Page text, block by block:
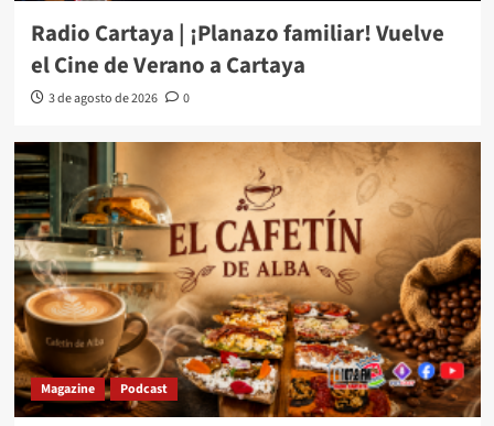
Radio Cartaya | ¡Planazo familiar! Vuelve
el Cine de Verano a Cartaya
3 de agosto de 2026 0
Magazine Podcast